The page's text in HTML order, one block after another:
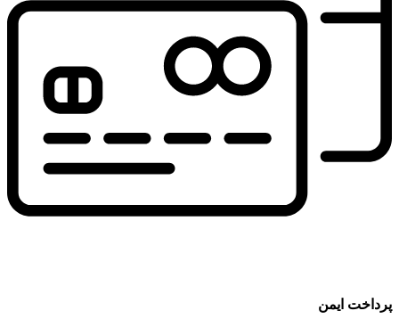
پرداخت ایمن